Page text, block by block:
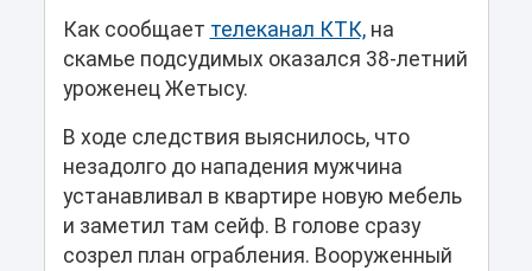
Как сообщает телеканал КТК,на
скамье подсудимых оказался 38-летний
уроженец Жетысу.
В ходе следствия выяснилось, что
незадолго до нападения мужчина
устанавливал в квартире новую мебель
и заметил там сейф. В голове сразу
созрел план ограбления. Вооруженный